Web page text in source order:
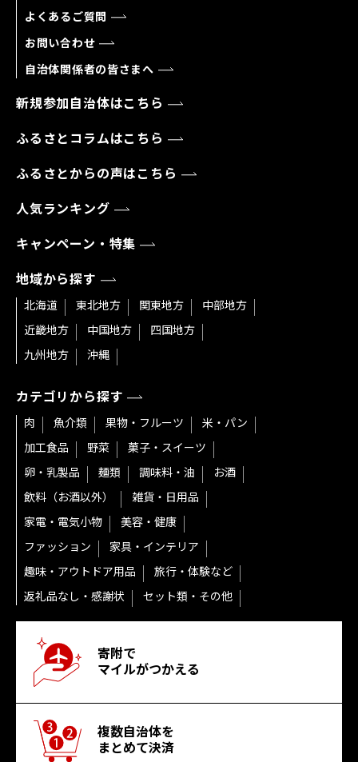
よくあるご質問
お問い合わせ
自治体関係者の皆さまへ
新規参加自治体はこちら
ふるさとコラムはこちら
ふるさとからの声はこちら
人気ランキング
キャンペーン・特集
地域から探す
北海道 東北地方 関東地方
中部地方
近畿地方
中国地方
四国地方
九州地方
沖縄
カテゴリから探す
肉 魚介類 果物・フルーツ
米・パン
加工食品
野菜
菓子・スイーツ
卵・乳製品
麺類 調味料・油
お酒
飲料（お酒以外）
雑貨・日用品
家電・電気小物
美容・健康
ファッション
家具・インテリア
趣味・アウトドア用品
旅行・体験など
返礼品なし・感謝状
セット類・その他
寄附で
マイルがつかえる
複数自治体を
まとめて決済